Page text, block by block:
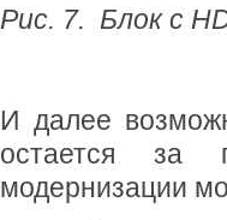
Рис. 7. Блок с
И далее
остается за
модернизации